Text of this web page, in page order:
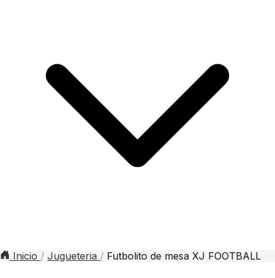
Inicio / Jugueteria / Futbolito de mesa XJ FOOTBALL